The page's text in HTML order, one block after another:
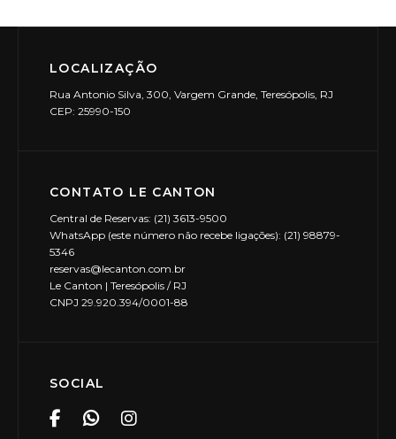
LOCALIZAÇÃO
Rua Antonio Silva, 300, Vargem Grande, Teresópolis, RJ
CEP: 25990-150
CONTATO LE CANTON
Central de Reservas: (21) 3613-9500
WhatsApp (este número não recebe ligações): (21) 98879-
5346
reservas@lecanton.com.br
Le Canton | Teresópolis / RJ
CNPJ 29.920.394/0001-88
SOCIAL